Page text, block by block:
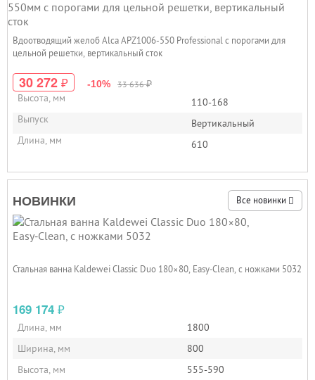
Вдоотводящий желоб Alca APZ1006-550 Professional с порогами для
цельной решетки, вертикальный сток
30 272 ₽ -10% 33 636₽
Высота, мм
110-168
Выпуск
Вертикальный
Длина, мм
610
НОВИНКИ Все новинки
Стальная ванна Kaldewei Classic Duo 180×80, Easy‑Clean, с ножками 5032
169 174 ₽
Длина, мм
1800
Ширина, мм
800
Высота, мм
555-590